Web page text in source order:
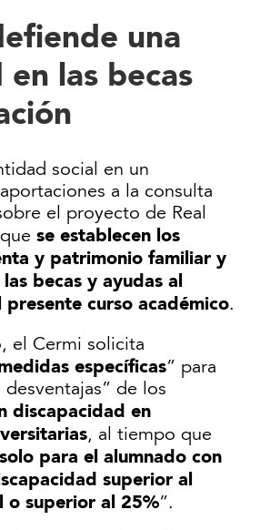
una
las becas
social en un
a la consulta
el proyecto de Real
se establecen los
y patrimonio familiar y
becas y ayudas al
curso académico.
el Cermi solicita
específicas” para
desventajas” de los
discapacidad en
, al tiempo que
para el alumnado con
superior al
o superior al 25%”.